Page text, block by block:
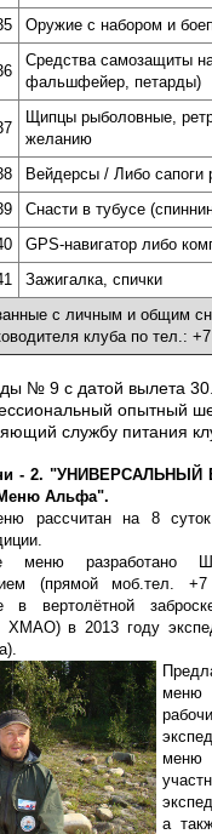
Оружие с набором и
Средства самозащиты
фальшфейер, петарды)
Щипцы рыболовные,
желанию
Вейдерсы / Либо сапоги
Снасти в тубусе
GPS-навигатор либо
Зажигалка, спички
с личным и общим
клуба по тел.:
№ 9 с датой вылета
опытный
службу питания
- 2. "УНИВЕРСАЛЬНЫЙ
Альфа".
рассчитан на 8
меню разработано
(прямой моб.тел.
в вертолётной
ХМАО) в 2013 году
меню
меню
а